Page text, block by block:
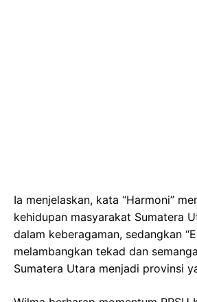
Ia menjelaskan, kata “Harmoni”
kehidupan masyarakat Sumatera
dalam keberagaman, sedangkan
melambangkan tekad dan
Sumatera Utara menjadi provinsi